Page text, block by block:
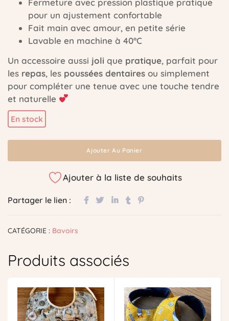
pour un ajustement confortable
Fait main avec amour, en petite série
Lavable en machine à 40°C
Un accessoire aussi joli que pratique, parfait pour
les repas, les poussées dentaires ou simplement
pour compléter une tenue avec une touche tendre
et naturelle
En stock
Ajouter Au Panier
Ajouter à la liste de souhaits
Partager le lien :
CATÉGORIE : Bavoirs
Produits associés